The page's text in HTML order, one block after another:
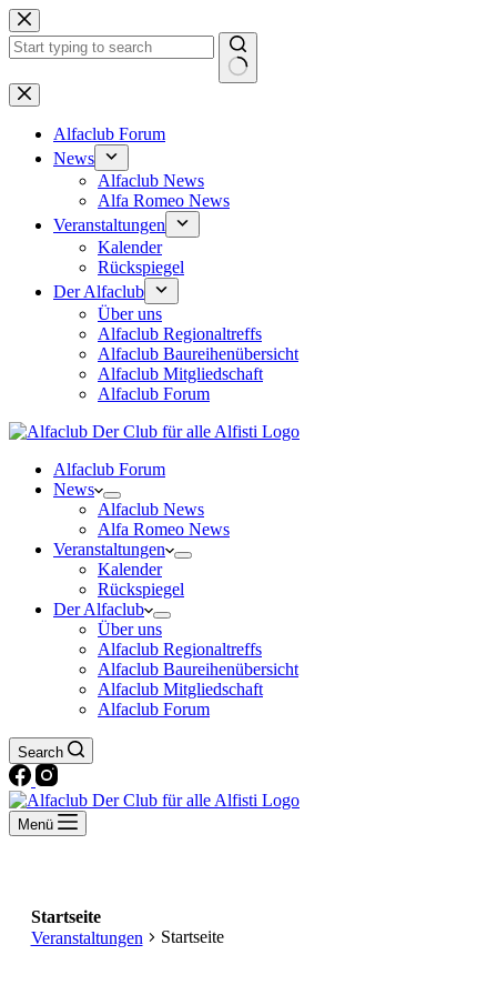
Zum
Inhalt
springen
Keine
Ergebnisse
Alfaclub Forum
News
Alfaclub News
Alfa Romeo News
Veranstaltungen
Kalender
Rückspiegel
Der Alfaclub
Über uns
Alfaclub Regionaltreffs
Alfaclub Baureihenübersicht
Alfaclub Mitgliedschaft
Alfaclub Forum
Alfaclub Forum
News
Alfaclub News
Alfa Romeo News
Veranstaltungen
Kalender
Rückspiegel
Der Alfaclub
Über uns
Alfaclub Regionaltreffs
Alfaclub Baureihenübersicht
Alfaclub Mitgliedschaft
Alfaclub Forum
Search
Menü
Startseite
Veranstaltungen
Startseite